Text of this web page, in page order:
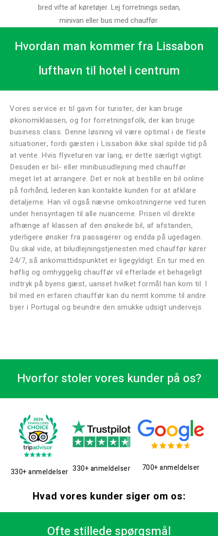
bred vifte af køretøjer. Lej forretnings sedan,
minivan eller bus med chauffør.
Hvordan man kommer fra Lissabon
lufthavn til hotel i centrum
Vores service er til gavn for turister, der kan bruge
økonomiklassen, og for forretningsfolk, der kan bruge
business class. Denne løsning vil være optimal i de fleste
situationer, fordi gæsten i Lissabon ikke skal spilde tid på
at vente. Hvis flyveturen var lang, er dette særligt vigtigt.
Desuden er bil- eller minibusudlejning med chauffør
meget let at arrangere. Det er nok at bestille en bil online
på forhånd, lederen kan kontakte kunden for at afklare
detaljerne. Han vil også nævne omkostningerne ved turen
under hensyntagen til alle nuancerne. Prisen vil direkte
afhænge af klassen af den ønskede bil, af afstanden,
yderligere ønsker fra passagerer og endda på ugedagen.
Du skal vide, at biludlejningstjenesten med chauffør kører
24/7, så ankomsttidspunktet er ligegyldigt. En tur med en
høflig og omhyggelig chauffør vil efterlade et behageligt
indtryk på byens gæst, uanset hvilket formål han kom til. I
bil med en erfaren chauffør kan du nemt komme til andre
byer i Portugal og beundre den smukke udsigt undervejs.
Hvorfor stoler vores kunder på os?
330+ anmeldelser 330+ anmeldelser 700+ anmeldelser
Hvad vores kunder siger om os:
Ofte stillede spørgsmål